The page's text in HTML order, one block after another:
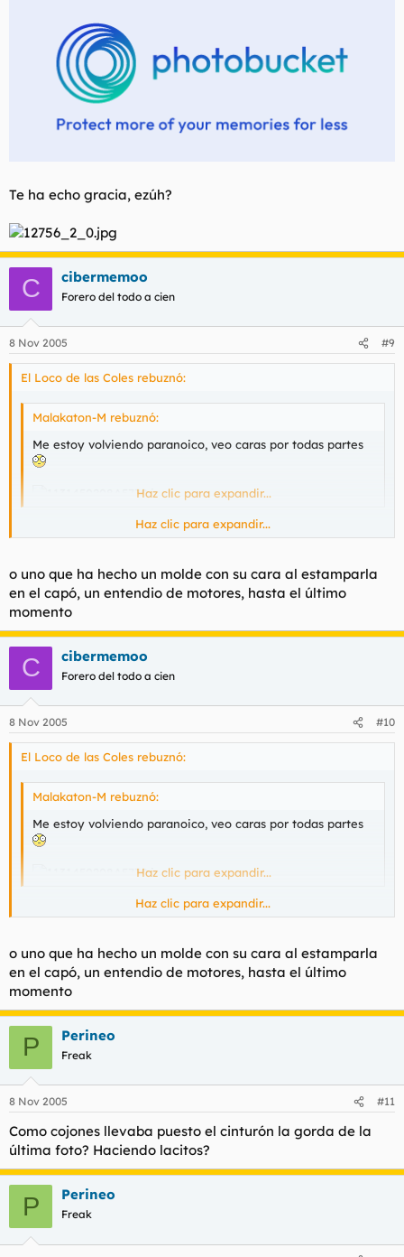
Te ha echo gracia, ezúh?
C cibermemoo
Forero del todo a cien
8 Nov 2005 #9
El Loco de las Coles rebuznó:
Malakaton-M rebuznó:
Me estoy volviendo paranoico, veo caras por todas partes
Haz clic para expandir...
Es la muerte, que les sonríe... :) :) :)
Haz clic para expandir...
o uno que ha hecho un molde con su cara al estamparla
en el capó, un entendio de motores, hasta el último
momento
C cibermemoo
Forero del todo a cien
8 Nov 2005 #10
El Loco de las Coles rebuznó:
Malakaton-M rebuznó:
Me estoy volviendo paranoico, veo caras por todas partes
Haz clic para expandir...
Es la muerte, que les sonríe... :) :) :)
Haz clic para expandir...
o uno que ha hecho un molde con su cara al estamparla
en el capó, un entendio de motores, hasta el último
momento
P Perineo
Freak
8 Nov 2005 #11
Como cojones llevaba puesto el cinturón la gorda de la
última foto? Haciendo lacitos?
P Perineo
Freak